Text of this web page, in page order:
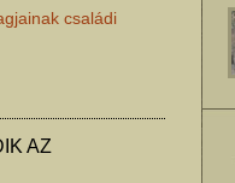
családi
AZ